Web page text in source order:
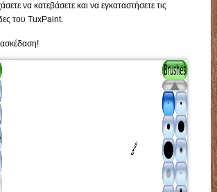
να κατεβάσετε και να εγκαταστήσετε τις
του TuxPaint.